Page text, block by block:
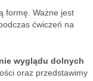
formę. Ważne jest
ćwiczeń na
wyglądu dolnych
oraz przedstawimy